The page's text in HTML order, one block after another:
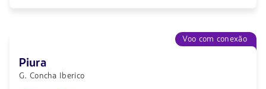
Voo com conexão
Piura
G. Concha Iberico